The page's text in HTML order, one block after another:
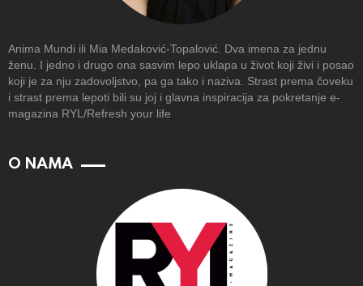
Anima Mundi ili Mia Medaković-Topalović. Dva imena za jednu
ženu. I jedno i drugo ona sasvim lepo uklapa u život koji živi i posao
koji je za nju zadovoljstvo, pa ga tako i naziva. Strast prema čoveku
i strast prema lepoti bili su joj i glavna inspiracija za pokretanje e-
magazina RYL/Refresh your life
O NAMA